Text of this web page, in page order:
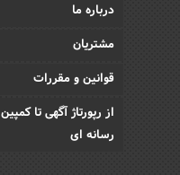
درباره ما
مشتریان
قوانین و مقررات
از رپورتاژ آگهی تا کمپین
رسانه ای